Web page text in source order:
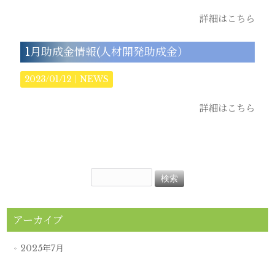
詳細はこちら
1月助成金情報(人材開発助成金）
2023/01/12｜NEWS
詳細はこちら
アーカイブ
2025年7月